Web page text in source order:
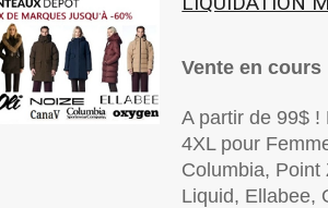
Vente en cours
A partir de 99$ !
4XL pour
Columbia, Point
Liquid, Ellabee,